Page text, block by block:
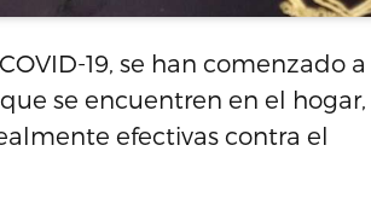
19, se han comenzado a
se encuentren en el hogar,
efectivas contra el